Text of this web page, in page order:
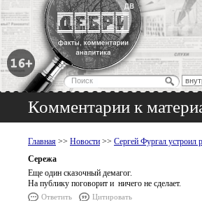
Комментарии к
Главная >> Новости >> Сергей Фургал устроил
Сережа
Еще один сказочный демагог.
На публику поговорит и ничего не сделает.
Ответить Цитировать